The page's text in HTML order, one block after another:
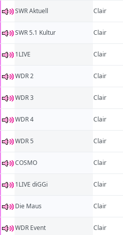
SWR Aktuell Clair
SWR 5.1 Kultur Clair
1LIVE Clair
WDR 2 Clair
WDR 3 Clair
WDR 4 Clair
WDR 5 Clair
COSMO Clair
1LIVE diGGi Clair
Die Maus Clair
WDR Event Clair